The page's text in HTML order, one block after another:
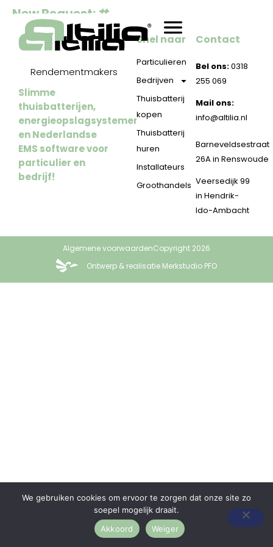
New Request: #
Rendementmakers
Slimme
thuisbatterijen,
energieopslagsystemen
en Nederlandse
EMS software voor
particulier en
bedrijf!
Snel naar
Particulieren
Bedrijven
Thuisbatterij
kopen
Thuisbatterij
huren
Installateurs
Groothandels
Contact
Bel ons:0318
255 069
Mail ons:
info@altilia.nl
Barneveldsestraat
26A in Renswoude
Veersedijk 99
in Hendrik-
Ido-Ambacht
Algemene voorwaardenCopyright 2026
Ontwerp & realisatie Merkstudio PFO
We gebruiken cookies om ervoor te zorgen dat onze site zo
soepel mogelijk draait.
Akkoord
Weiger